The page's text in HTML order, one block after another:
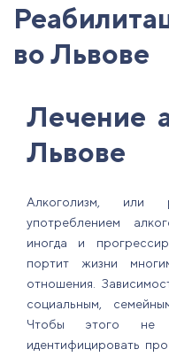
во Львове
Лечение
Львове
Алкоголизм, или
употреблением
иногда и
портит жизни
отношения.
социальным,
Чтобы этого не
идентифицировать